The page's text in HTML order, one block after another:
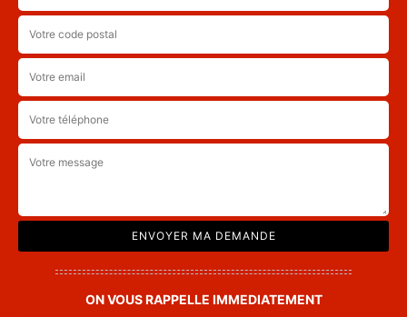
ON VOUS RAPPELLE IMMEDIATEMENT